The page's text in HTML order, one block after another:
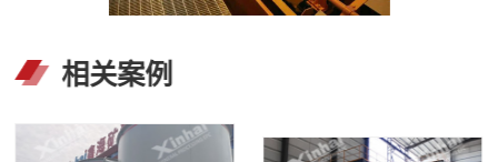
相关案例